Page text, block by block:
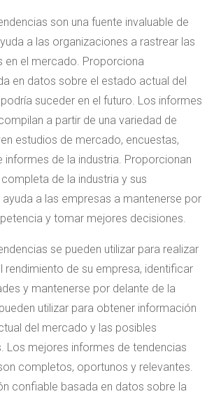
son una fuente invaluable de
a las organizaciones a rastrear las
en el mercado. Proporciona
en datos sobre el estado actual del
suceder en el futuro. Los informes
a partir de una variedad de
estudios de mercado, encuestas,
informes de la industria. Proporcionan
de la industria y sus
a las empresas a mantenerse por
y tomar mejores decisiones.
se pueden utilizar para realizar
rendimiento de su empresa, identificar
y mantenerse por delante de la
utilizar para obtener información
del mercado y las posibles
Los mejores informes de tendencias
completos, oportunos y relevantes.
confiable basada en datos sobre la